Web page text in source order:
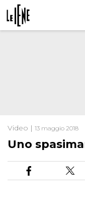
Video | 13 maggio 2018
Uno